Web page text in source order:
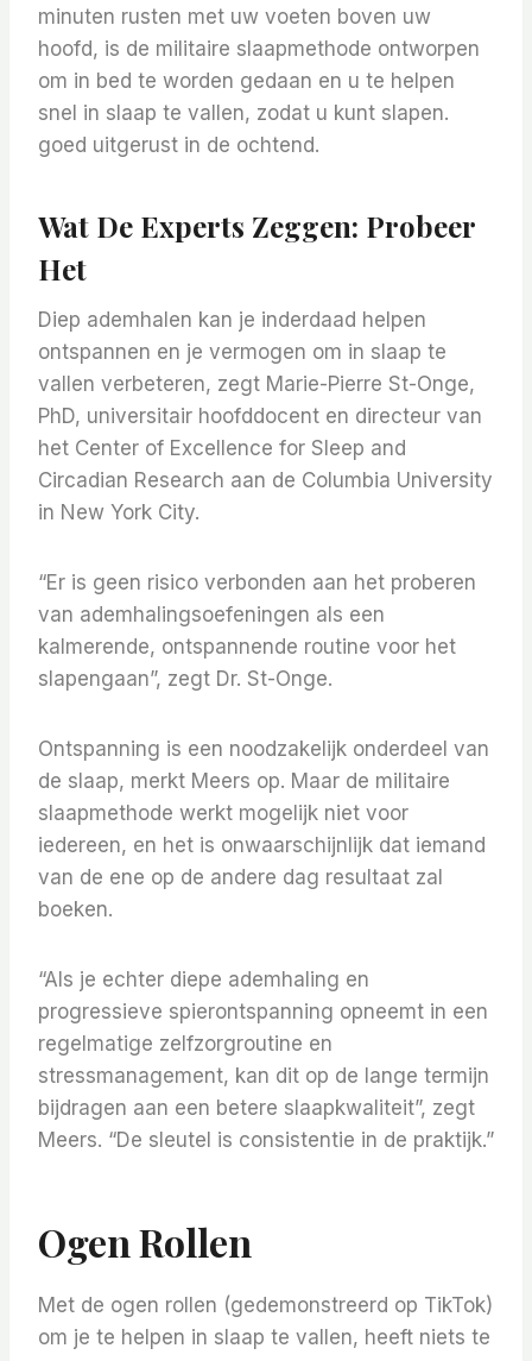
minuten rusten met uw voeten boven uw
hoofd, is de militaire slaapmethode ontworpen
om in bed te worden gedaan en u te helpen
snel in slaap te vallen, zodat u kunt slapen.
goed uitgerust in de ochtend.
Wat De Experts Zeggen: Probeer
Het
Diep ademhalen kan je inderdaad helpen
ontspannen en je vermogen om in slaap te
vallen verbeteren, zegt Marie-Pierre St-Onge,
PhD, universitair hoofddocent en directeur van
het Center of Excellence for Sleep and
Circadian Research aan de Columbia University
in New York City.
“Er is geen risico verbonden aan het proberen
van ademhalingsoefeningen als een
kalmerende, ontspannende routine voor het
slapengaan”, zegt Dr. St-Onge.
Ontspanning is een noodzakelijk onderdeel van
de slaap, merkt Meers op. Maar de militaire
slaapmethode werkt mogelijk niet voor
iedereen, en het is onwaarschijnlijk dat iemand
van de ene op de andere dag resultaat zal
boeken.
“Als je echter diepe ademhaling en
progressieve spierontspanning opneemt in een
regelmatige zelfzorgroutine en
stressmanagement, kan dit op de lange termijn
bijdragen aan een betere slaapkwaliteit”, zegt
Meers. “De sleutel is consistentie in de praktijk.”
Ogen Rollen
Met de ogen rollen (gedemonstreerd op TikTok)
om je te helpen in slaap te vallen, heeft niets te